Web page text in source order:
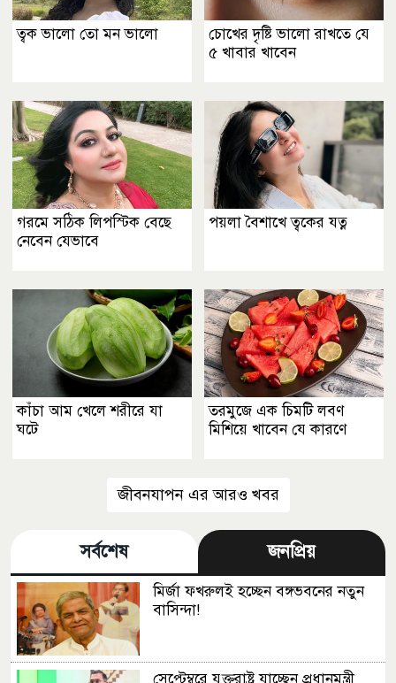
ত্বক ভালো তো মন ভালো
চোখের দৃষ্টি ভালো রাখতে যে
৫ খাবার খাবেন
গরমে সঠিক লিপস্টিক বেছে
নেবেন যেভাবে
পয়লা বৈশাখে ত্বকের যত্ন
কাঁচা আম খেলে শরীরে যা
ঘটে
তরমুজে এক চিমটি লবণ
মিশিয়ে খাবেন যে কারণে
জীবনযাপন এর আরও খবর
সর্বশেষ জনপ্রিয়
মির্জা ফখরুলই হচ্ছেন বঙ্গভবনের নতুন
বাসিন্দা!